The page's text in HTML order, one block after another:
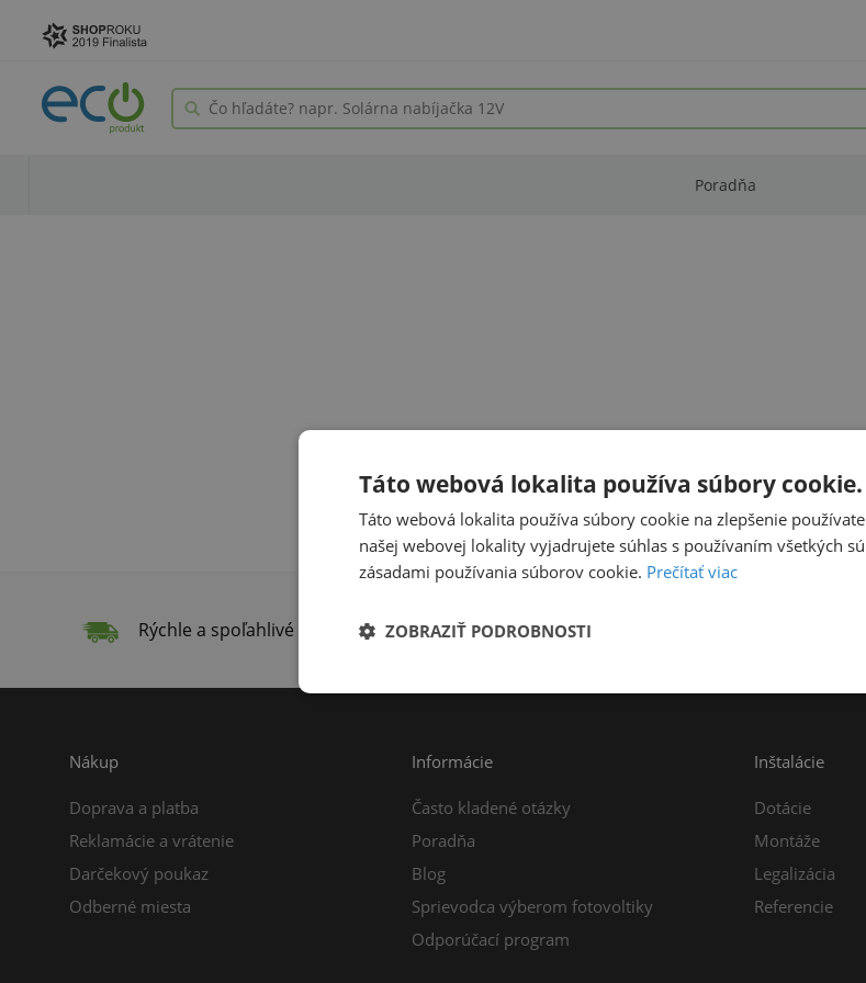
Poradňa
Rýchle a spoľahlivé doručenie Doprava zdarma od 49,00 € do 15 kg
Nákup
Doprava a platba
Reklamácie a vrátenie
Darčekový poukaz
Odberné miesta
Informácie
Často kladené otázky
Poradňa
Blog
Sprievodca výberom fotovoltiky
Odporúčací program
Inštalácie
Dotácie
Montáže
Legalizácia
Referencie
Táto webová lokalita používa súbory cookie.
Táto webová lokalita používa súbory cookie na zlepšenie
našej webovej lokality vyjadrujete súhlas s používaním všetkých
zásadami používania súborov cookie. Prečítať viac
ZOBRAZIŤ PODROBNOSTI